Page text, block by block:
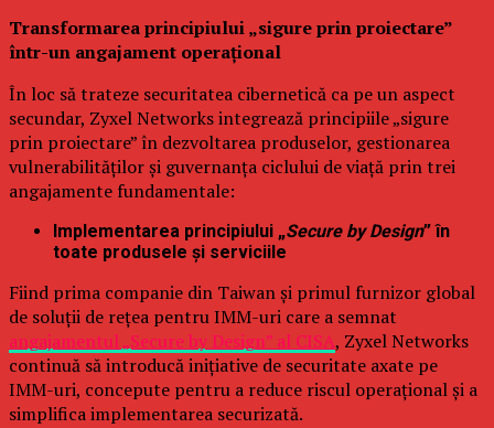
Transformarea principiului „sigure prin proiectare”
într-un angajament operațional
În loc să trateze securitatea cibernetică ca pe un aspect
secundar, Zyxel Networks integrează principiile „sigure
prin proiectare” în dezvoltarea produselor, gestionarea
vulnerabilităților și guvernanța ciclului de viață prin trei
angajamente fundamentale:
Implementarea principiului „Secure by Design” în
toate produsele și serviciile
Fiind prima companie din Taiwan și primul furnizor global
de soluții de rețea pentru IMM-uri care a semnat
angajamentul „Secure by Design” al CISA, Zyxel Networks
continuă să introducă inițiative de securitate axate pe
IMM-uri, concepute pentru a reduce riscul operațional și a
simplifica implementarea securizată.